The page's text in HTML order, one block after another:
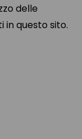
delle
in questo sito.